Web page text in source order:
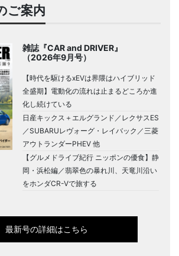
ご案内
雑誌『CAR and DRIVER』
（2026年9月号）
【時代を駆けるxEVは界隈はハイブリッド
全盛期】電動化の流れは止まるどころか進
化し続けている
日産キックス＋エルグランド／レクサスES
／SUBARUレヴォーグ・レイバック／三菱
アウトランダーPHEV 他
【グルメドライブ紀行 ニッポンの優食】静
岡・浜松編／翡翠色の暴れ川、天竜川沿い
をホンダCR-Vで旅する
最新号の詳細はこちら